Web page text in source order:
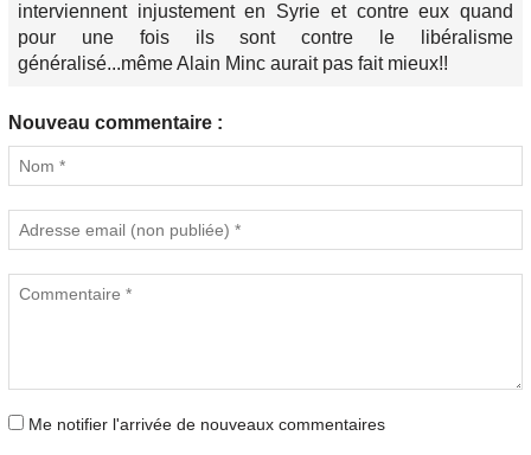
interviennent injustement en Syrie et contre eux quand
pour une fois ils sont contre le libéralisme
généralisé...même Alain Minc aurait pas fait mieux!!
Nouveau commentaire :
Me notifier l'arrivée de nouveaux commentaires